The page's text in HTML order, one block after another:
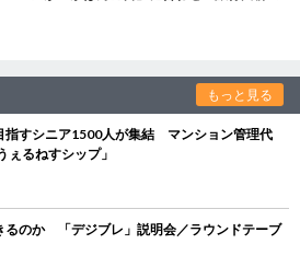
もっと見る
指すシニア1500人が集結 マンション管理代
ぇるねすシップ」
るのか 「デジブレ」説明会／ラウンドテーブ